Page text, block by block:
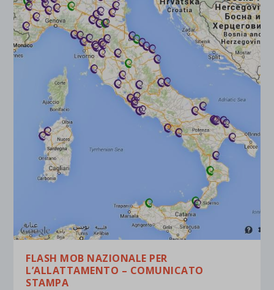
FLASH MOB NAZIONALE PER
L’ALLATTAMENTO – COMUNICATO
STAMPA
et-saved-post*
wpc*